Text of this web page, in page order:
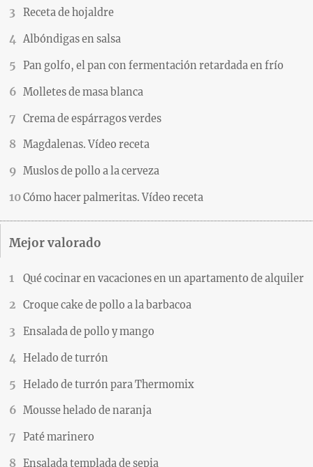
Receta de hojaldre
Albóndigas en salsa
Pan golfo, el pan con fermentación retardada en frío
Molletes de masa blanca
Crema de espárragos verdes
Magdalenas. Vídeo receta
Muslos de pollo a la cerveza
Cómo hacer palmeritas. Vídeo receta
Mejor valorado
Qué cocinar en vacaciones en un apartamento de alquiler
Croque cake de pollo a la barbacoa
Ensalada de pollo y mango
Helado de turrón
Helado de turrón para Thermomix
Mousse helado de naranja
Paté marinero
Ensalada templada de sepia